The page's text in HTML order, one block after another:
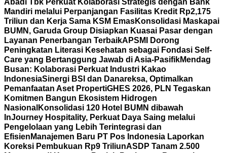
Abadi Tbk Perkuat Kolaborasi Strategis dengan Bank
Mandiri melalui Perpanjangan Fasilitas Kredit Rp2,175
Triliun dan Kerja Sama KSM EmasKonsolidasi Maskapai
BUMN, Garuda Group Disiapkan Kuasai Pasar dengan
Layanan Penerbangan TerbaikAPSMI Dorong
Peningkatan Literasi Kesehatan sebagai Fondasi Self-
Care yang Bertanggung Jawab di Asia-PasifikMendag
Busan: Kolaborasi Perkuat Industri Kakao
IndonesiaSinergi BSI dan Danareksa, Optimalkan
Pemanfaatan Aset PropertiGHES 2026, PLN Tegaskan
Komitmen Bangun Ekosistem Hidrogen
Nasional Konsolidasi 120 Hotel BUMN dibawah
InJourney Hospitality, Perkuat Daya Saing melalui
Pengelolaan yang Lebih Terintegrasi dan
Efisien Manajemen Baru PT Pos Indonesia Laporkan
Koreksi Pembukuan Rp9 TriliunASDP Tanam 2.500